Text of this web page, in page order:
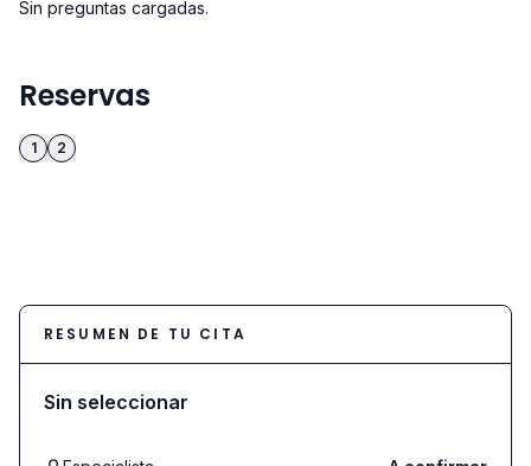
Sin preguntas cargadas.
Reservas
1 2
RESUMEN DE TU CITA
Sin seleccionar